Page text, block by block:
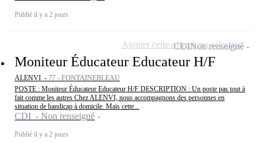
Publié il y a 2 jours
Moniteur Éducateur Educateur H/F
ALENVI - 77 - FONTAINEBLEAU
POSTE : Moniteur Éducateur Educateur H/F DESCRIPTION : Un poste pas tout à
fait comme les autres Chez ALENVI, nous accompagnons des personnes en
situation de handicap à domicile. Mais cette...
CDI - Non renseigné
Publié il y a 2 jours
CDINon renseigné
Ajouter cette offre à ma sélection